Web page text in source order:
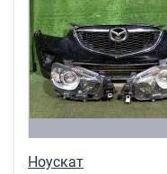
Ноускат